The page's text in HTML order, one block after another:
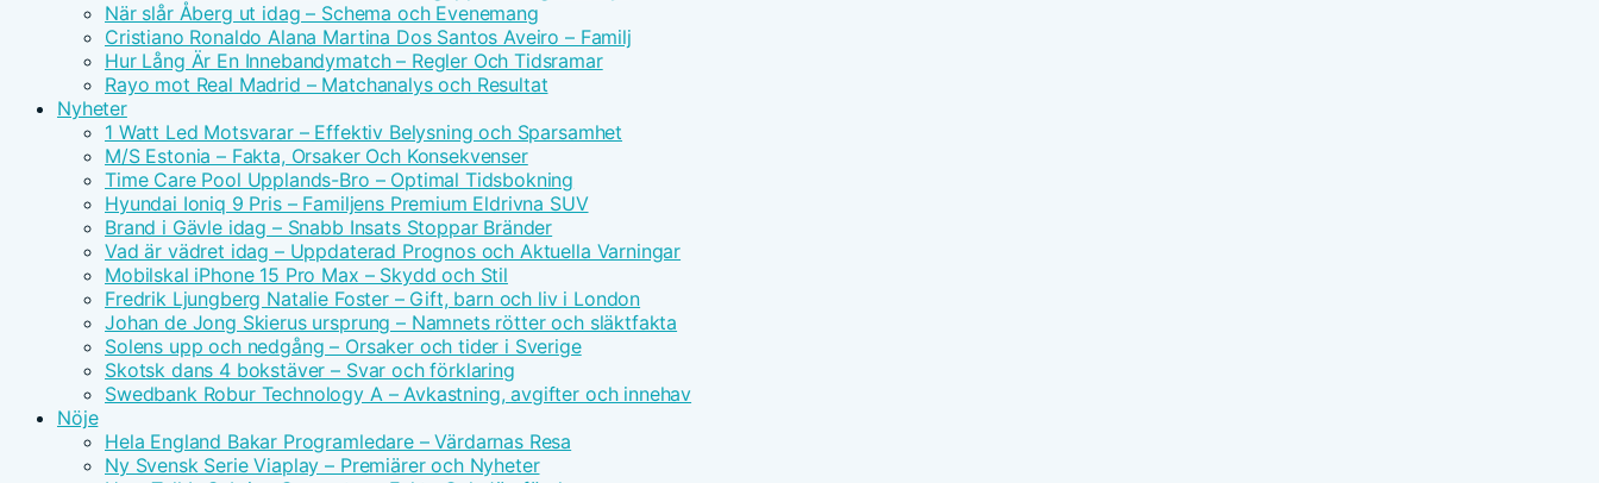
När slår Åberg ut idag – Schema och Evenemang
Cristiano Ronaldo Alana Martina Dos Santos Aveiro – Familj
Hur Lång Är En Innebandymatch – Regler Och Tidsramar
Rayo mot Real Madrid – Matchanalys och Resultat
Nyheter
1 Watt Led Motsvarar – Effektiv Belysning och Sparsamhet
M/S Estonia – Fakta, Orsaker Och Konsekvenser
Time Care Pool Upplands-Bro – Optimal Tidsbokning
Hyundai Ioniq 9 Pris – Familjens Premium Eldrivna SUV
Brand i Gävle idag – Snabb Insats Stoppar Bränder
Vad är vädret idag – Uppdaterad Prognos och Aktuella Varningar
Mobilskal iPhone 15 Pro Max – Skydd och Stil
Fredrik Ljungberg Natalie Foster – Gift, barn och liv i London
Johan de Jong Skierus ursprung – Namnets rötter och släktfakta
Solens upp och nedgång – Orsaker och tider i Sverige
Skotsk dans 4 bokstäver – Svar och förklaring
Swedbank Robur Technology A – Avkastning, avgifter och innehav
Nöje
Hela England Bakar Programledare – Värdarnas Resa
Ny Svensk Serie Viaplay – Premiärer och Nyheter